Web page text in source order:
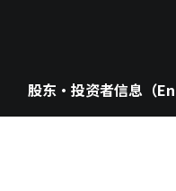
股东・投资者信息（